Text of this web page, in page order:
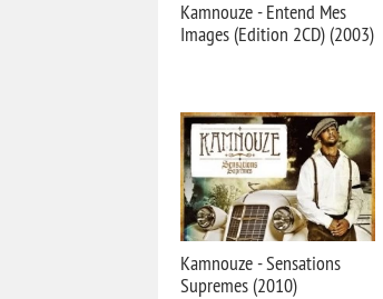
Kamnouze - Entend Mes
Images (Edition 2CD) (2003)
Kamnouze - Sensations
Supremes (2010)